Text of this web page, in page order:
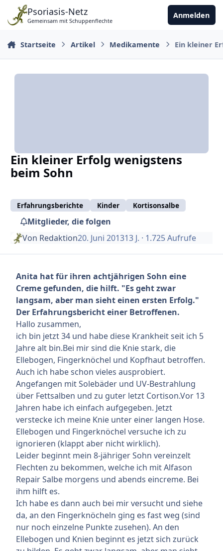
Zu Inhalt springen
Psoriasis-Netz
Gemeinsam mit Schuppenflechte
Anmelden
Startseite Artikel Medikamente Ein kleiner
Ein kleiner Erfolg wenigstens
beim Sohn
Erfahrungsberichte Kinder Kortisonsalbe
Mitglieder, die folgen
Von Redaktion20. Juni 201313 J. · 1.725 Aufrufe
Anita hat für ihren achtjährigen Sohn eine
Creme gefunden, die hilft. "Es geht zwar
langsam, aber man sieht einen ersten Erfolg."
Der Erfahrungsbericht einer Betroffenen.
Hallo zusammen,
ich bin jetzt 34 und habe diese Krankheit seit ich 5
Jahre alt bin.Bei mir sind die Knie stark, die
Ellebogen, Fingerknöchel und Kopfhaut betroffen.
Auch ich habe schon vieles ausprobiert.
Angefangen mit Solebäder und UV-Bestrahlung
über Fettsalben und zu guter letzt Cortison.Vor 13
Jahren habe ich einfach aufgegeben. Jetzt
verstecke ich meine Knie unter einer langen Hose.
Ellebogen und Fingerknöchel versuche ich zu
ignorieren (klappt aber nicht wirklich).
Leider beginnt mein 8-jähriger Sohn vereinzelt
Flechten zu bekommen, welche ich mit Alfason
Repair Salbe morgens und abends eincreme. Bei
ihm hilft es.
Ich habe es dann auch bei mir versucht und siehe
da, an den Fingerknöcheln ging es fast weg (sind
nur noch einzelne Punkte zusehen). An den
Ellebogen und Knien beginnt es jetzt sich zurück